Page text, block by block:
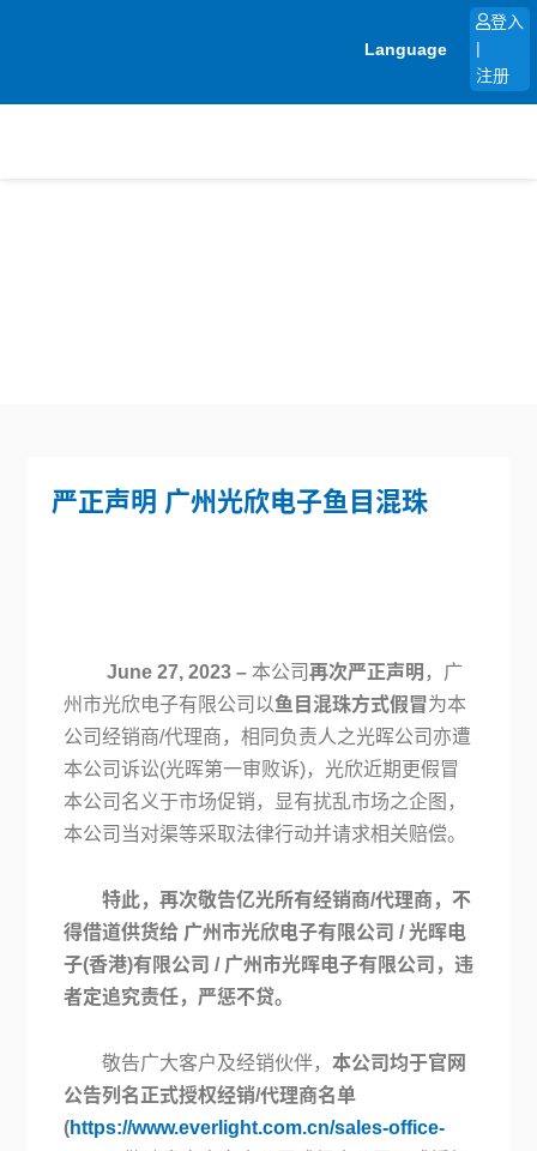
Language
登入
注册
严正声明 广州光欣电子鱼目混珠
June 27, 2023 – 本公司 再次严正声明 ，广
州市光欣电子有限公司以鱼目混珠方式假冒为本
公司经销商/代理商，相同负责人之光晖公司亦遭
本公司诉讼(光晖第一审败诉)，光欣近期更假冒
本公司名义于市场促销，显有扰乱市场之企图，
本公司当对渠等采取法律行动并请求相关赔偿。
特此，再次敬告亿光所有经销商/代理商，不
得借道供货给 广州市光欣电子有限公司 / 光晖电
子(香港)有限公司 / 广州市光晖电子有限公司，违
者定追究责任，严惩不贷。
敬告广大客户及经销伙伴， 本公司均于官网
公告列名正式授权经销/代理商名单
(https://www.everlight.com.cn/sales-office-